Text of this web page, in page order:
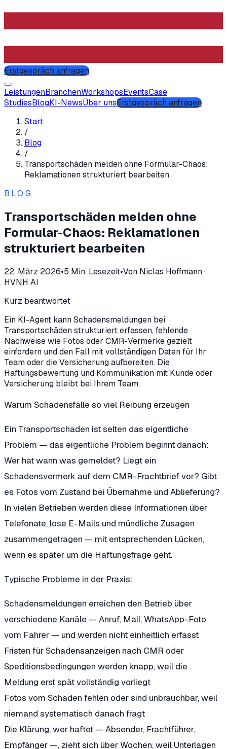
Erstgespräch anfragen
LeistungenBranchenWorkshopsEventsCase
StudiesBlogKI-NewsÜber unsErstgespräch anfragen
Start
/
Blog
/
Transportschäden melden ohne Formular-Chaos:
Reklamationen strukturiert bearbeiten
BLOG
Transportschäden melden ohne
Formular-Chaos: Reklamationen
strukturiert bearbeiten
22. März 2026•5 Min. Lesezeit•Von Niclas Hoffmann·
HVNH AI
Kurz beantwortet
Ein KI-Agent kann Schadensmeldungen bei
Transportschäden strukturiert erfassen, fehlende
Nachweise wie Fotos oder CMR-Vermerke gezielt
einfordern und den Fall mit vollständigen Daten für Ihr
Team oder die Versicherung aufbereiten. Die
Haftungsbewertung und Kommunikation mit Kunde oder
Versicherung bleibt bei Ihrem Team.
Warum Schadensfälle so viel Reibung erzeugen
Ein Transportschaden ist selten das eigentliche
Problem — das eigentliche Problem beginnt danach:
Wer hat wann was gemeldet? Liegt ein
Schadensvermerk auf dem CMR-Frachtbrief vor? Gibt
es Fotos vom Zustand bei Übernahme und Ablieferung?
In vielen Betrieben werden diese Informationen über
Telefonate, lose E-Mails und mündliche Zusagen
zusammengetragen — mit entsprechenden Lücken,
wenn es später um die Haftungsfrage geht.
Typische Probleme in der Praxis:
Schadensmeldungen erreichen den Betrieb über
verschiedene Kanäle — Anruf, Mail, WhatsApp-Foto
vom Fahrer — und werden nicht einheitlich erfasst
Fristen für Schadensanzeigen nach CMR oder
Speditionsbedingungen werden knapp, weil die
Meldung erst spät vollständig vorliegt
Fotos vom Schaden fehlen oder sind unbrauchbar, weil
niemand systematisch danach fragt
Die Klärung, wer haftet — Absender, Frachtführer,
Empfänger —, zieht sich über Wochen, weil Unterlagen